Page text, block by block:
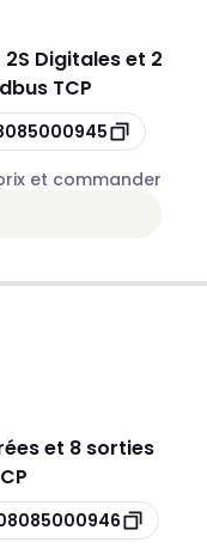
2S Digitales et 2
TCP
et commander
et 8 sorties